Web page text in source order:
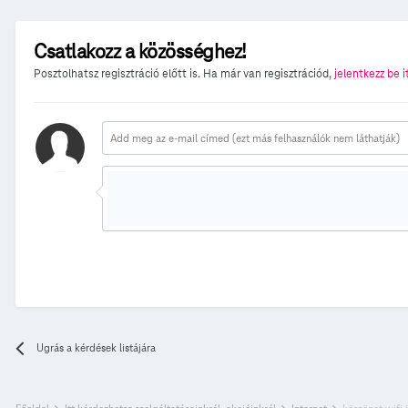
Csatlakozz a közösséghez!
Posztolhatsz regisztráció előtt is. Ha már van regisztrációd,jelentkezz be
Ugrás a kérdések listájára